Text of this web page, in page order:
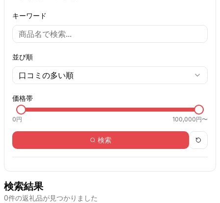
キーワード
並び順
口コミの多い順
価格帯
0円 100,000円〜
検索
検索結果
0件の返礼品が見つかりました